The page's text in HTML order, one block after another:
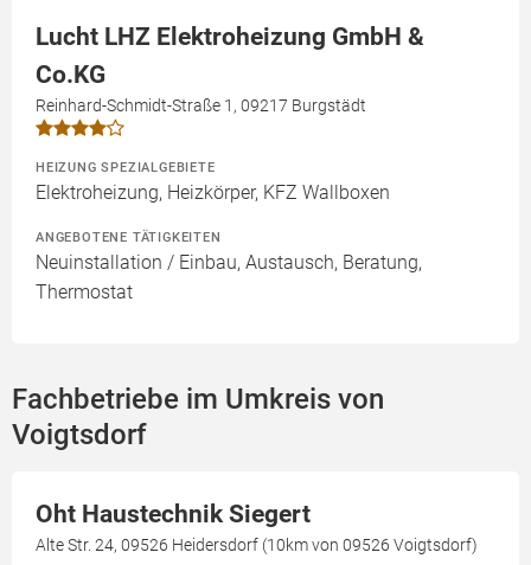
Lucht LHZ Elektroheizung GmbH &
Co.KG
Reinhard-Schmidt-Straße 1, 09217 Burgstädt
HEIZUNG SPEZIALGEBIETE
Elektroheizung, Heizkörper, KFZ Wallboxen
ANGEBOTENE TÄTIGKEITEN
Neuinstallation / Einbau, Austausch, Beratung,
Thermostat
Fachbetriebe im Umkreis von
Voigtsdorf
Oht Haustechnik Siegert
Alte Str. 24, 09526 Heidersdorf (10km von 09526 Voigtsdorf)